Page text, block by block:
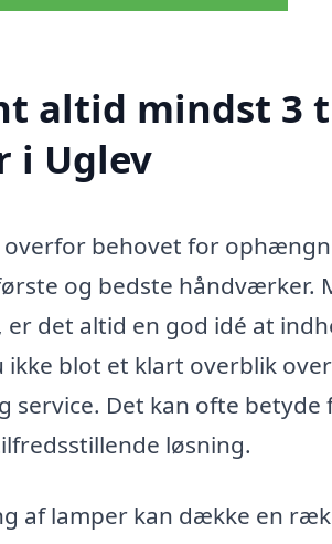
altid mindst 3
i Uglev
overfor behovet for
og bedste håndværker.
er det altid en god idé at
blot et klart overblik
service. Det kan ofte
løsning.
af lamper kan dække en